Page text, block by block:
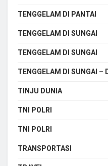
TENGGELAM DI PANTAI
TENGGELAM DI SUNGAI
TENGGELAM DI SUNGAI
TENGGELAM DI SUNGAI –
TINJU DUNIA
TNI POLRI
TNI POLRI
TRANSPORTASI